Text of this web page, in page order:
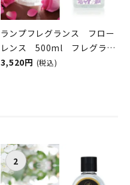
ランプフレグランス フロー
レンス 500ml フレグラン
スランプ用オイル
3,520円 (税込)